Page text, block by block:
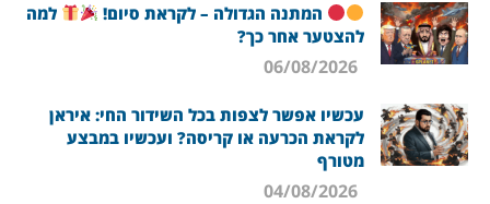
המתנה הגדולה – לקראת סיום!
למה
להצטער אחר כך?
עכשיו אפשר לצפות בכל השידור החי: איראן
לקראת הכרעה או קריסה? ועכשיו במבצע
מטורף